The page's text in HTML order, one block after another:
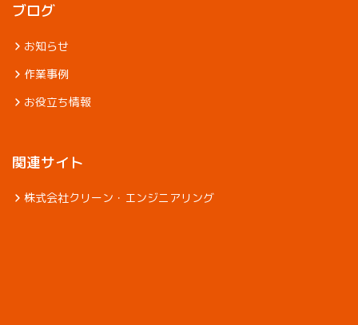
ブログ
お知らせ
作業事例
お役立ち情報
関連サイト
株式会社クリーン・エンジニアリング